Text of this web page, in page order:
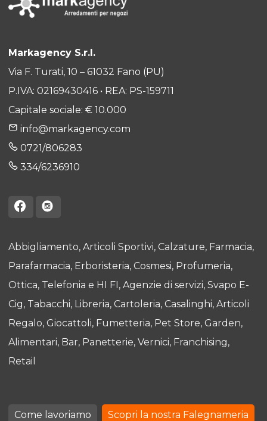
Markagency S.r.l.
Via F. Turati, 10 – 61032 Fano (PU)
P.IVA: 02169430416 • REA: PS-159711
Capitale sociale: € 10.000
info@markagency.com
0721/806283
334/6236910
Abbigliamento Articoli Sportivi Calzature Farmacia
Parafarmacia Erboristeria Cosmesi Profumeria
Ottica Telefonia e HI FI Agenzie di servizi Svapo E-
Cig Tabacchi Libreria Cartoleria Casalinghi Articoli
Regalo Giocattoli Fumetteria Pet Store Garden
Alimentari Bar Panetterie Vernici Franchising
Retail
Come lavoriamo Scopri la nostra Falegnameria